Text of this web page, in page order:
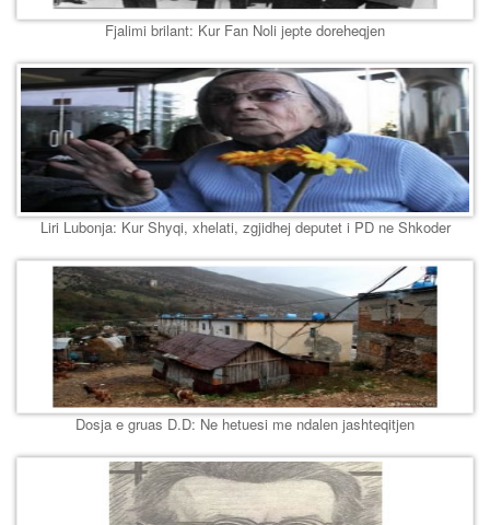
Fjalimi brilant: Kur Fan Noli jepte doreheqjen
Liri Lubonja: Kur Shyqi, xhelati, zgjidhej deputet i PD ne Shkoder
Dosja e gruas D.D: Ne hetuesi me ndalen jashteqitjen